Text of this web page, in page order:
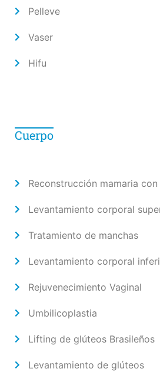
Pelleve
Vaser
Hifu
Cuerpo
Reconstrucción mamaria
Levantamiento corporal
Tratamiento de manchas
Levantamiento corporal
Rejuvenecimiento Vaginal
Umbilicoplastia
Lifting de glúteos Brasileños
Levantamiento de glúteos